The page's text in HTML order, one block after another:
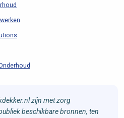
zijn met zorg
beschikbare bronnen, ten